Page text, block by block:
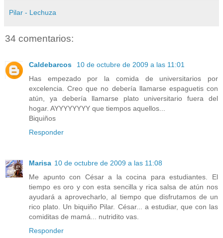
Pilar - Lechuza
34 comentarios:
Caldebarcos
10 de octubre de 2009 a las 11:01
Has empezado por la comida de universitarios por
excelencia. Creo que no debería llamarse espaguetis con
atún, ya debería llamarse plato universitario fuera del
hogar. AYYYYYYYY que tiempos aquellos...
Biquiños
Responder
Marisa 10 de octubre de 2009 a las 11:08
Me apunto con César a la cocina para estudiantes. El
tiempo es oro y con esta sencilla y rica salsa de atún nos
ayudará a aprovecharlo, al tiempo que disfrutamos de un
rico plato. Un biquiño Pilar. César... a estudiar, que con las
comiditas de mamá... nutridito vas.
Responder